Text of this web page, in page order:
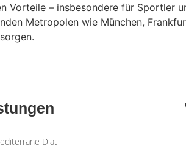
Vorteile – insbesondere für Sportler
Metropolen wie München,
Diät